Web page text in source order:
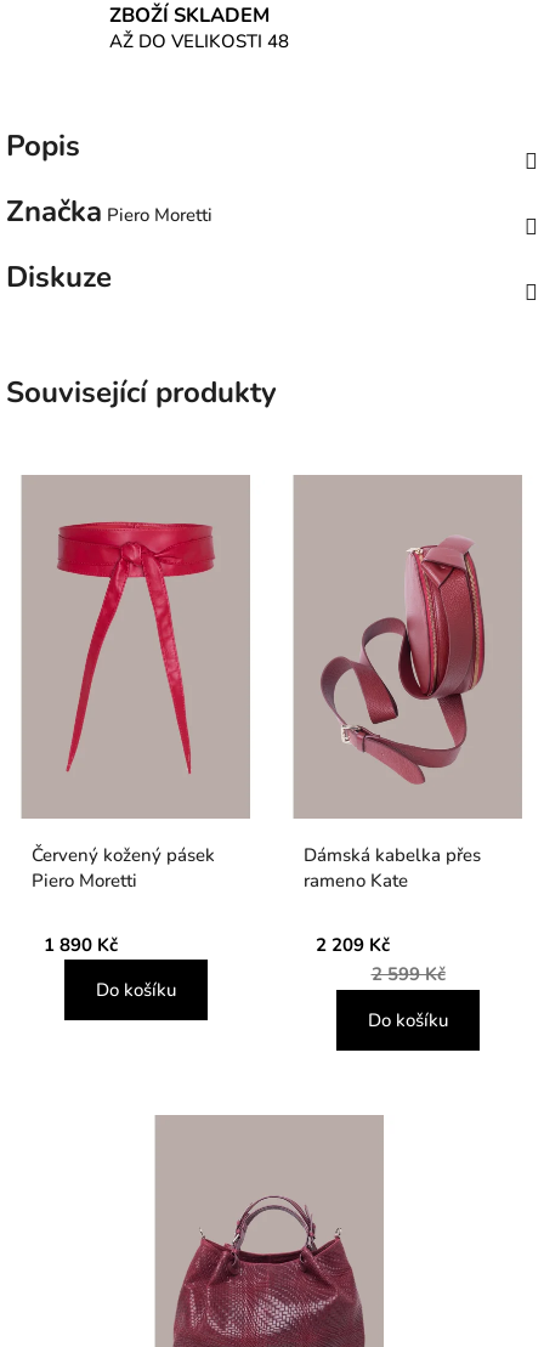
ZBOŽÍ SKLADEM
AŽ DO VELIKOSTI 48
Popis
Značka Piero Moretti
Diskuze
Související produkty
Červený kožený pásek
Piero Moretti
1 890 Kč
Do košíku
Dámská kabelka přes
rameno Kate
2 209 Kč
2 599 Kč
Do košíku